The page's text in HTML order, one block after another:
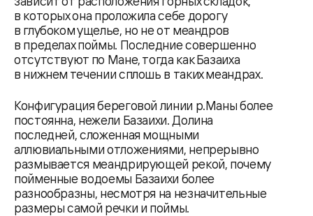
в которых она проложила себе дорогу
в глубоком ущелье, но не от меандров
в пределах поймы. Последние совершенно
отсутствуют по Мане, тогда как Базаиха
в нижнем течении сплошь в таких меандрах.
Конфигурация береговой линии р.Маны более
постоянна, нежели Базаихи. Долина
последней, сложенная мощными
аллювиальными отложениями, непрерывно
размывается меандрирующей рекой, почему
пойменные водоемы Базаихи более
разнообразны, несмотря на незначительные
размеры самой речки и поймы.